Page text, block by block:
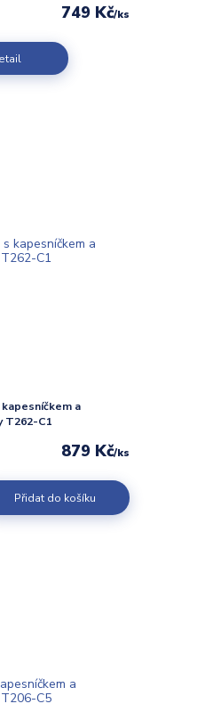
749 Kč/ks
a
T262-C1
879 Kč/ks
Přidat do košíku